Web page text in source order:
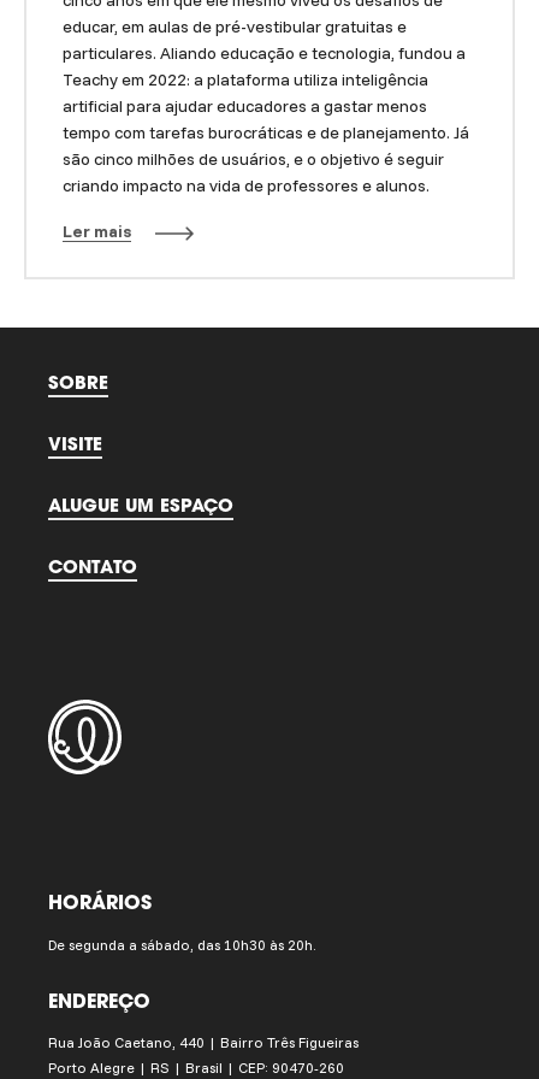
educar, em aulas de pré-vestibular gratuitas e
particulares. Aliando educação e tecnologia, fundou a
Teachy em 2022: a plataforma utiliza inteligência
artificial para ajudar educadores a gastar menos
tempo com tarefas burocráticas e de planejamento. Já
são cinco milhões de usuários, e o objetivo é seguir
criando impacto na vida de professores e alunos.
Ler mais
SOBRE
VISITE
ALUGUE UM ESPAÇO
CONTATO
HORÁRIOS
De segunda a sábado, das 10h30 às 20h.
ENDEREÇO
Rua João Caetano, 440 | Bairro Três Figueiras
Porto Alegre | RS | Brasil | CEP: 90470-260